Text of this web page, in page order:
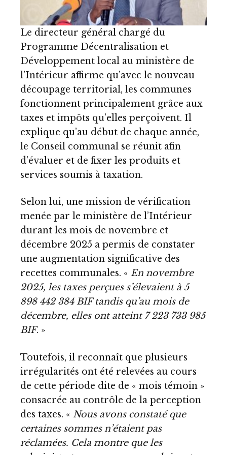
Le directeur général chargé du
Programme Décentralisation et
Développement local au ministère de
l’Intérieur affirme qu’avec le nouveau
découpage territorial, les communes
fonctionnent principalement grâce aux
taxes et impôts qu’elles perçoivent. Il
explique qu’au début de chaque année,
le Conseil communal se réunit afin
d’évaluer et de fixer les produits et
services soumis à taxation.
Selon lui, une mission de vérification
menée par le ministère de l’Intérieur
durant les mois de novembre et
décembre 2025 a permis de constater
une augmentation significative des
recettes communales. « En novembre
2025, les taxes perçues s’élevaient à 5
898 442 384 BIF tandis qu’au mois de
décembre, elles ont atteint 7 223 733 985
BIF. »
Toutefois, il reconnaît que plusieurs
irrégularités ont été relevées au cours
de cette période dite de « mois témoin »
consacrée au contrôle de la perception
des taxes. « Nous avons constaté que
certaines sommes n’étaient pas
réclamées. Cela montre que les